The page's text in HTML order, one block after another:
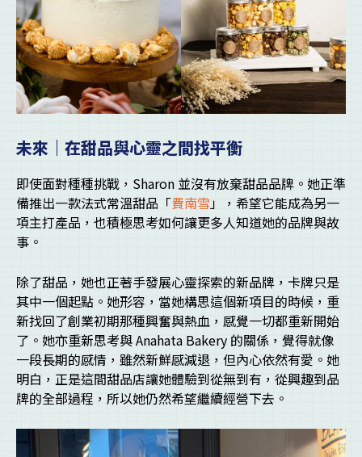
未來｜在甜品與心靈之間找平衡
即使面對種種挑戰，Sharon 並沒有放棄甜品品牌。她正準
備推出一款法式常溫甜品「費南雪」，希望它能成為另一
項主打產品，也積極思考如何讓更多人知道她的品牌與故
事。
除了甜品，她也正著手發展心靈探索的新品牌，卡牌只是
其中一個起點。她形容，當她構思這個新項目的時候，重
新找回了創業初期那種興奮與熱血，感覺一切都重新開始
了。她亦重新思考與 Anahata Bakery 的關係，覺得就像
一段長期的感情，雖然新鮮感減退，但內心依然有愛。她
明白，正是這間甜品店讓她體驗到從無到有，從興趣到品
牌的全部過程，所以她仍然希望繼續經營下去。